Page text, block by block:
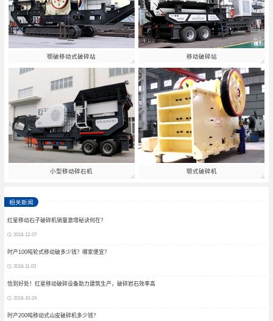
颚破移动式破碎站 移动破碎站
小型移动碎石机 颚式破碎机
相关新闻
红星移动石子破碎机销量激增秘诀何在？
2018-12-07
时产100吨轮式移动破多少钱？哪家便宜？
2018-11-03
恰到好处！红星移动破碎设备助力建筑生产，破碎岩石效率高
2018-10-24
时产200吨移动式山皮破碎机多少钱？